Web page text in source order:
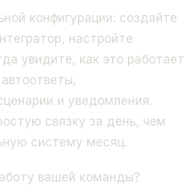
конфигурации: создайте
настройте
увидите, как это работает
и уведомления.
связку за день, чем
систему месяц.
вашей команды?